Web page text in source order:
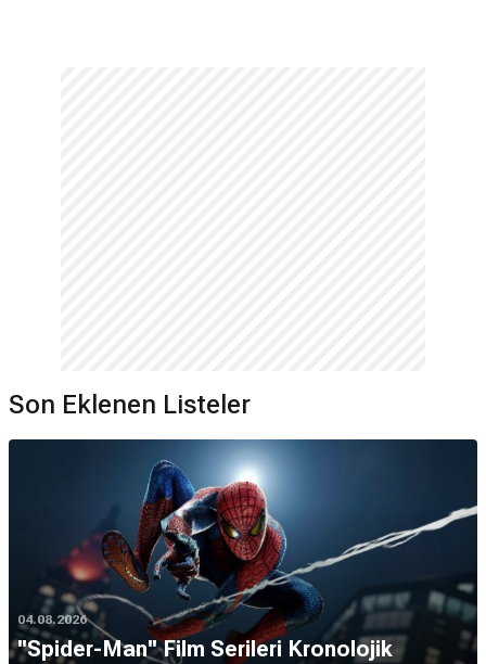
Son Eklenen Listeler
04.08.2026
''Spider-Man'' Film Serileri Kronolojik